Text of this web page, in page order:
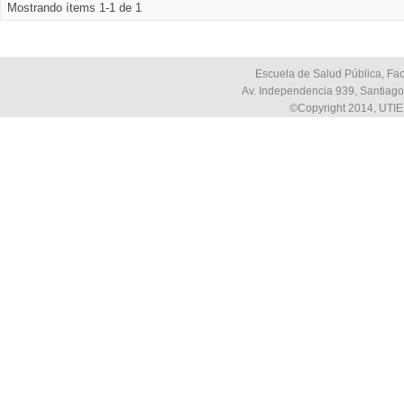
Mostrando ítems 1-1 de 1
Escuela de Salud Pública,
Av. Independencia 939,
©Copyright 2014,